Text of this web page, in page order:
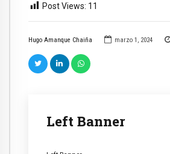
Hugo Amanque Chaiña marzo 1, 2024
Left Banner
Post Views: 11